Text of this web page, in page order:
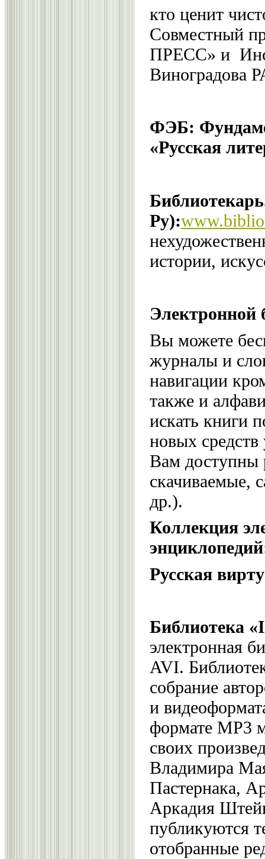
кто ценит
Совместный
ПРЕСС» и
Виноградова
ФЭБ:
«Русская
Ру):
истории,
Электронной
Вы можете
журналы и
навигации
также и
искать книги
новых
Вам доступны
скачиваемые,
др.).
Коллекция
Русская
Библиотека
электронная
AVI.
собрание
и
формате MP3
своих
Владимира
Пастернака,
Аркадия
публикуются
отобранные